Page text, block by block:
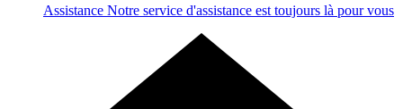
Assistance Notre service d'assistance est toujours là pour vous